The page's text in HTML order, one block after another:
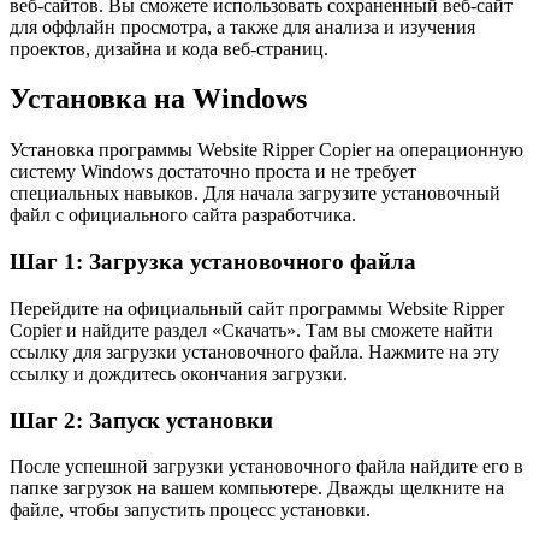
веб-сайтов. Вы сможете использовать сохраненный веб-сайт
для оффлайн просмотра, а также для анализа и изучения
проектов, дизайна и кода веб-страниц.
Установка на Windows
Установка программы Website Ripper Copier на операционную
систему Windows достаточно проста и не требует
специальных навыков. Для начала загрузите установочный
файл с официального сайта разработчика.
Шаг 1: Загрузка установочного файла
Перейдите на официальный сайт программы Website Ripper
Copier и найдите раздел «Скачать». Там вы сможете найти
ссылку для загрузки установочного файла. Нажмите на эту
ссылку и дождитесь окончания загрузки.
Шаг 2: Запуск установки
После успешной загрузки установочного файла найдите его в
папке загрузок на вашем компьютере. Дважды щелкните на
файле, чтобы запустить процесс установки.